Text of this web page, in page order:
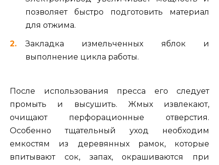
позволяет быстро подготовить материал
для отжима.
Закладка измельченных яблок и
выполнение цикла работы.
После использования пресса его следует
промыть и высушить. Жмых извлекают,
очищают перфорационные отверстия.
Особенно тщательный уход необходим
емкостям из деревянных рамок, которые
впитывают сок, запах, окрашиваются при